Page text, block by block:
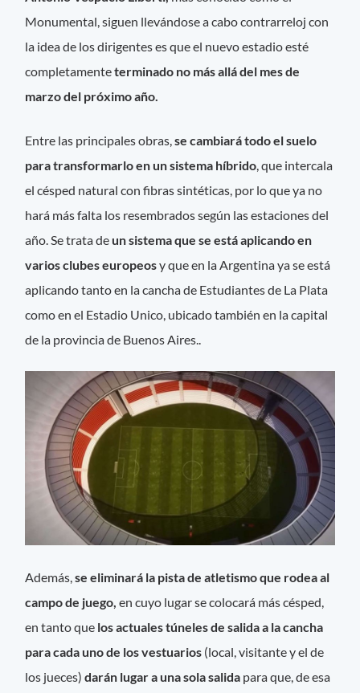
Monumental, siguen llevándose a cabo contrarreloj con
la idea de los dirigentes es que el nuevo estadio esté
completamenteterminado no más allá del mes de
marzo del próximo año.
Entre las principales obras,se cambiará todo el suelo
para transformarlo en un sistema híbrido, que intercala
el césped natural con fibras sintéticas, por lo que ya no
hará más falta los resembrados según las estaciones del
año. Se trata de un sistema que se está aplicando en
varios clubes europeosy que en la Argentina ya se está
aplicando tanto en la cancha de Estudiantes de La Plata
como en el Estadio Unico, ubicado también en la capital
de la provincia de Buenos Aires..
Además,se eliminará la pista de atletismo que rodea al
campo de juego, en cuyo lugar se colocará más césped,
en tanto que los actuales túneles de salida a la cancha
para cada uno de los vestuarios (local, visitante y el de
los jueces)darán lugar a una sola salida para que, de esa